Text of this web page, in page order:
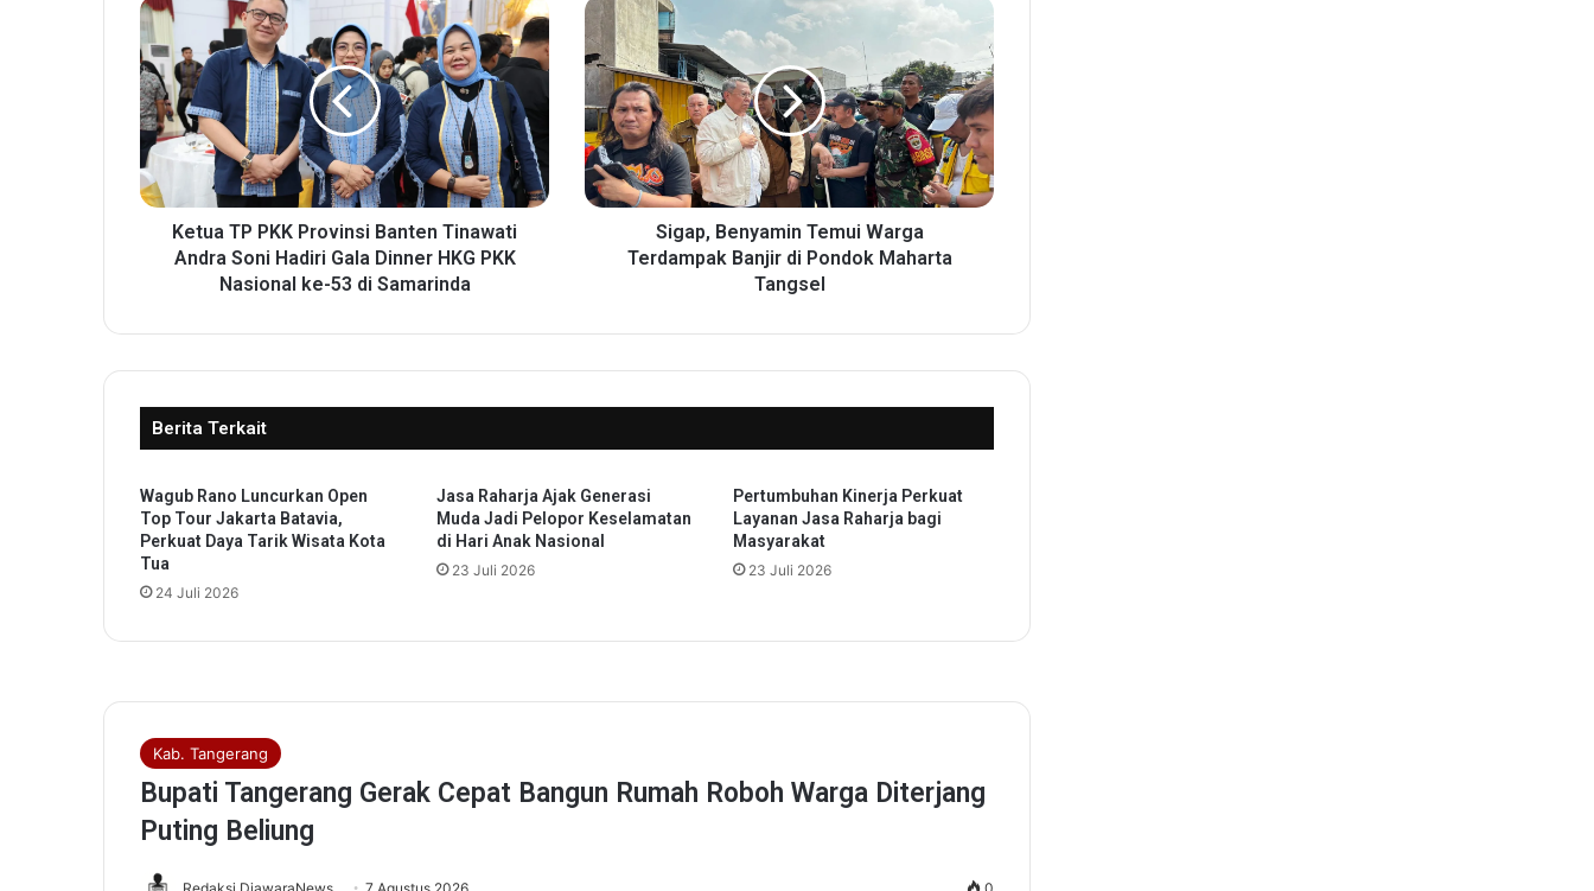
K
e
t
u
a
T
P
P
K
v
s
B
n
t
e
T
w
t
i
A
n
Ketua TP PKK Provinsi Banten Tinawati
Andra Soni Hadiri Gala Dinner HKG PKK
Nasional ke-53 di Samarinda
S
i
g
a
p
,
B
e
n
n
m
i
a
r
a
k
Sigap, Benyamin Temui Warga
Terdampak Banjir di Pondok Maharta
Tangsel
Berita Terkait
Wagub Rano Luncurkan Open
Top Tour Jakarta Batavia,
Perkuat Daya Tarik Wisata Kota
Tua
24 Juli 2026
Jasa Raharja Ajak Generasi
Muda Jadi Pelopor Keselamatan
di Hari Anak Nasional
23 Juli 2026
Pertumbuhan Kinerja Perkuat
Layanan Jasa Raharja bagi
Masyarakat
23 Juli 2026